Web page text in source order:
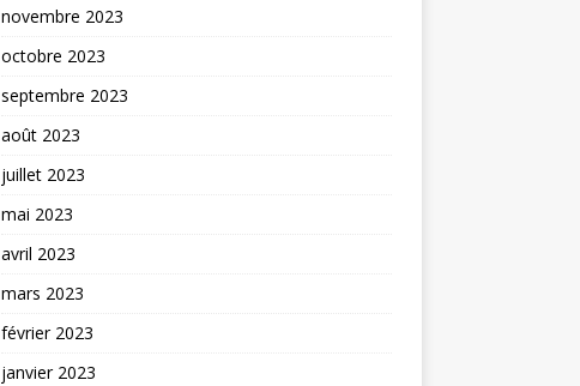
novembre 2023
octobre 2023
septembre 2023
août 2023
juillet 2023
mai 2023
avril 2023
mars 2023
février 2023
janvier 2023